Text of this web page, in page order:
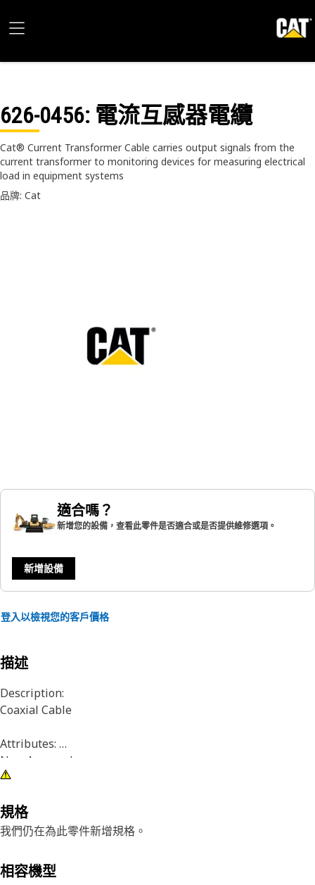
626-0456: 電流互感器電纜
Cat® Current Transformer Cable carries output signals from the
current transformer to monitoring devices for measuring electrical
load in equipment systems
品牌: Cat
適合嗎？
新增您的設備，查看此零件是否適合或是否提供維修選項。
新增設備
登入以檢視您的客戶價格
描述
Description:
Coaxial Cable
Attributes:
Non-Armored
Recommended Application:
All work environments
規格
我們仍在為此零件新增規格。
相容機型